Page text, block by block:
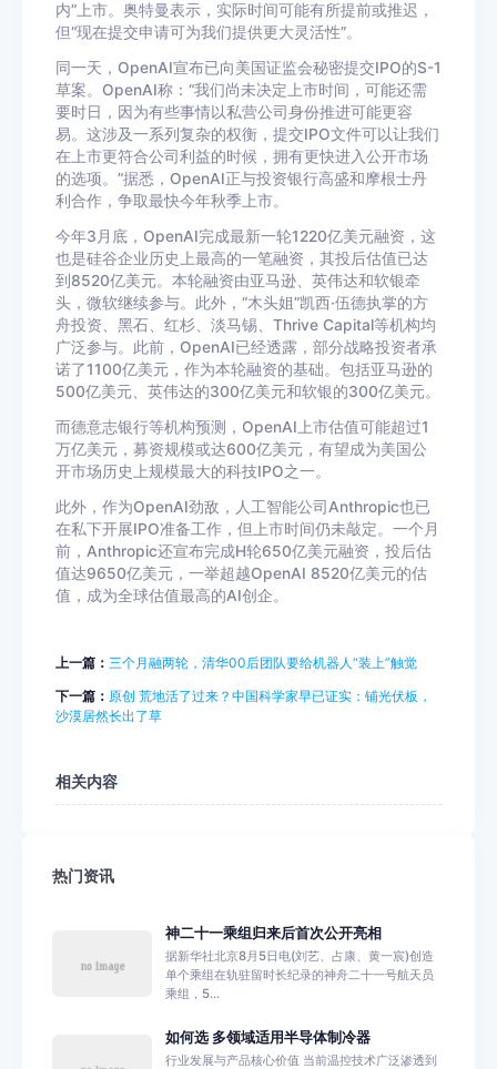
内” 上市。奥特曼表示，实际时间可能有所提前或推迟，
但“现在提交申请可为我们提供更大灵活性”。
同一天， OpenAI宣布已向美国证监会秘密提交IPO的S-1
草案。 OpenAI称： “我们尚未决定上市时间，可能还需
要时日，因为有些事情以私营公司身份推进可能更容
易。这涉及一系列复杂的权衡，提交IPO文件可以让我们
在上市更符合公司利益的时候，拥有更快进入公开市场
的选项。 ”据悉， OpenAI正与投资银行高盛和摩根士丹
利合作，争取最快今年秋季上市。
今年3 月底， OpenAI完成最新一轮1220亿美元融资，这
也是硅谷企业历史上最高的一笔融资， 其投后估值已达
到 8520亿美元。本轮融资由亚马逊、英伟达和软银牵
头，微软继续参与。此外， “木头姐”凯西·伍德执掌的方
舟投资、黑石、红杉、淡马锡、 Thrive Capital等机构均
广泛参与。此前， OpenAI已经透露，部分战略投资者承
诺了1100亿美元，作为本轮融资的基础。包括亚马逊的
500亿美元、英伟达的300亿美元和软银的300亿美元。
而德意志银行等机构预测， OpenAI 上市估值可能超过1
万亿美元，募资规模或达600亿美元，有望成为美国公
开市场历史上规模最大的科技IPO之一。
此外，作为OpenAI劲敌，人工智能公司 Anthropic也已
在私下开展IPO准备工作，但上市时间仍未敲定。 一个月
前， Anthropic还宣布完成H轮650亿美元融资，投后估
值达9650亿美元，一举超越OpenAI 8520亿美元的估
值，成为全球估值最高的AI创企。
上一篇： 三个月融两轮，清华00后团队要给机器人“装上”触觉
下一篇： 原创 荒地活了过来？中国科学家早已证实：铺光伏板，
沙漠居然长出了草
相关内容
热门资讯
神二十一乘组归来后首次公开亮相
据新华社北京8月5日电(刘艺、占康、黄一宸)创造
单个乘组在轨驻留时长纪录的神舟二十一号航天员
乘组，5...
如何选 多领域适用半导体制冷器
行业发展与产品核心价值 当前温控技术广泛渗透到